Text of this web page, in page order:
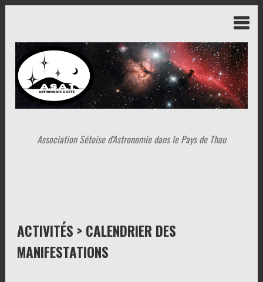
Association Sétoise d'Astronomie dans le Pays de Thau
ACTIVITÉS > CALENDRIER DES
MANIFESTATIONS